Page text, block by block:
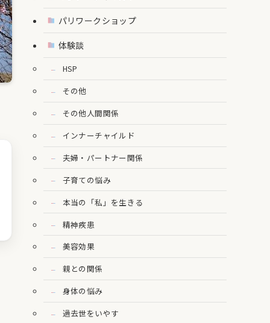
パリワークショップ
体験談
HSP
その他
その他人間関係
インナーチャイルド
夫婦・パートナー関係
子育ての悩み
本当の「私」を生きる
精神疾患
美容効果
親との関係
身体の悩み
過去世をいやす